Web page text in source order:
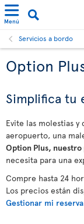
Menú
Servicios a bordo
Option
Simplifica tu
Evite las molestias
aeropuerto, una
Option Plus,
necesita para una
Compre hasta 24
Los precios están
Gestionar mi reserva